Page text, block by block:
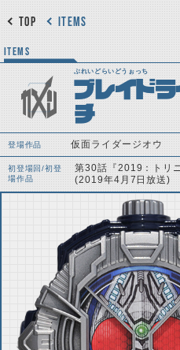
ITEMS
TOP
ITEMS
ぶれいどらいどうぉっち
ブレイドラ
チ
登場作品 仮面ライダージオウ
初登場回/初登
場作品
第30話『2019：トリ
(2019年4月7日放送)